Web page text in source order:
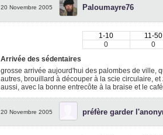
20 Novembre 2005 Paloumayre76
1-10 11-50
0
0
Arrivée des sédentaires
grosse arrivée aujourd'hui des palombes de ville,
autres, brouillard à découper à la scie circulaire,
aussi, avec la bonne entrecôte à la braise et le
20 Novembre 2005 préfère garder